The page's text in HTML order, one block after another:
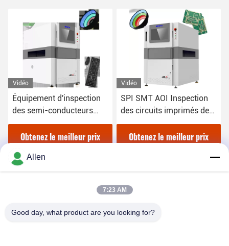
Vidéo
Équipement d'inspection
des semi-conducteurs
SMT AOI Vision
automatisée
Obtenez le meilleur prix
Vidéo
SPI SMT AOI Inspection
des circuits imprimés de
machines pour le contrôle
de la qualité
Obtenez le meilleur prix
DONGGUAN MENTO INTELLIGENT TECHNOLOGY CO.,
Allen
7:23 AM
Good day, what product are you looking for?